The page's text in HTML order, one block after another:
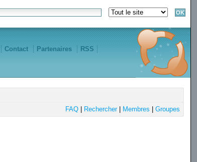
Contact Partenaires RSS
FAQ| Rechercher| Membres Groupes